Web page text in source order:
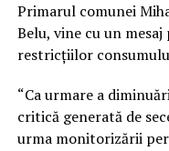
Primarul comunei
Belu, vine cu un
restricțiilor
“Ca urmare a
critică generată de
urma monitorizării